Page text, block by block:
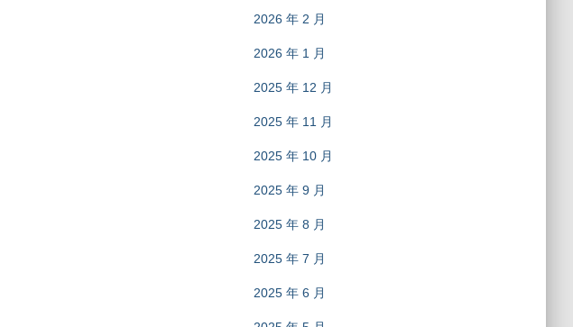
2026 年 2 月
2026 年 1 月
2025 年 12 月
2025 年 11 月
2025 年 10 月
2025 年 9 月
2025 年 8 月
2025 年 7 月
2025 年 6 月